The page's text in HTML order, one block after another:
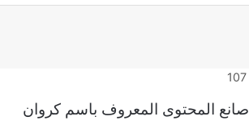
107
المحتوى المعروف باسم كروان